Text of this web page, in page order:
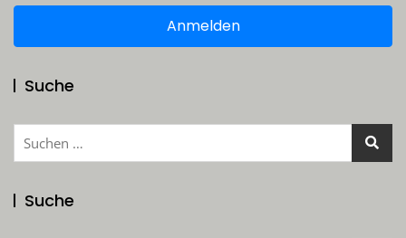
Anmelden
Suche
Suchen
Suche